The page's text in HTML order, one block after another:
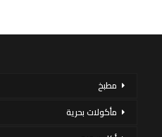
مطبخ
مأكولات بحرية